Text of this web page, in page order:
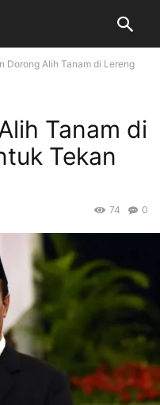
Dorong Alih Tanam di Lereng
Tanam di
Tekan
0
74